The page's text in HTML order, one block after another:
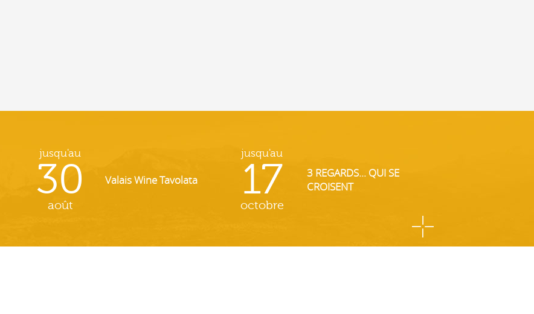
jusqu'au
30
août
Valais Wine Tavolata
jusqu'au
17
octobre
3 REGARDS... QUI SE
CROISENT